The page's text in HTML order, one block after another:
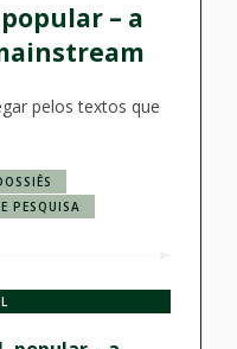
– a
pelos textos que
PESQUISA